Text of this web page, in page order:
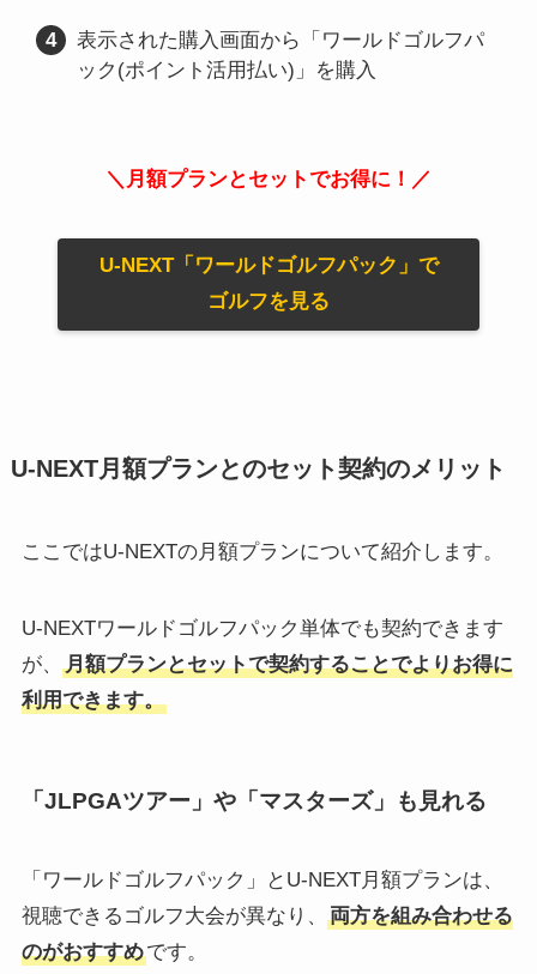
表示された購入画面から「ワールドゴルフパ
ック(ポイント活用払い)」を購入
＼月額プランとセットでお得に！／
U-NEXT「ワールドゴルフパック」で
ゴルフを見る
U-NEXT月額プランとのセット契約のメリット
ここではU-NEXTの月額プランについて紹介します。
U-NEXTワールドゴルフパック単体でも契約できます
が、
月額プランとセットで契約することでよりお得に
利用できます。
「JLPGAツアー」や「マスターズ」も見れる
「ワールドゴルフパック」とU-NEXT月額プランは、
視聴できるゴルフ大会が異なり、
両方を組み合わせる
のがおすすめです。